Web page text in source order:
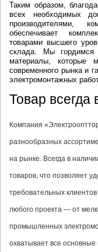
Таким образом,
всех необходимых
производителями,
обеспечивает
товарами высшего
склада. Мы
материалы, которые
современного рынка и
электромонтажных
Товар всегда
Компания
разнообразных
на рынке. Всегда в
товаров, что позволяет
требовательных
любого проекта — от
промышленных
охватывает все основные